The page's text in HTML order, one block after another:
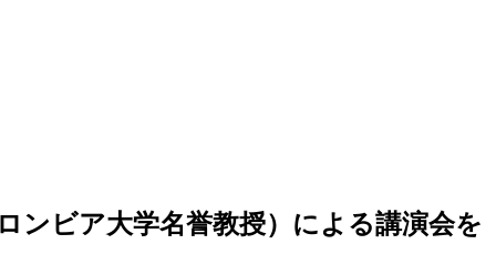
ンビア大学名誉教授）による講演会を